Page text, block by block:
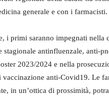
generale e con i farmacisti.
i primi saranno impegnati nella
stagionale antinfluenzale, anti-
2023/2024 e nella
vaccinazione anti-Covid19. Le
in un’ottica di prossimità,